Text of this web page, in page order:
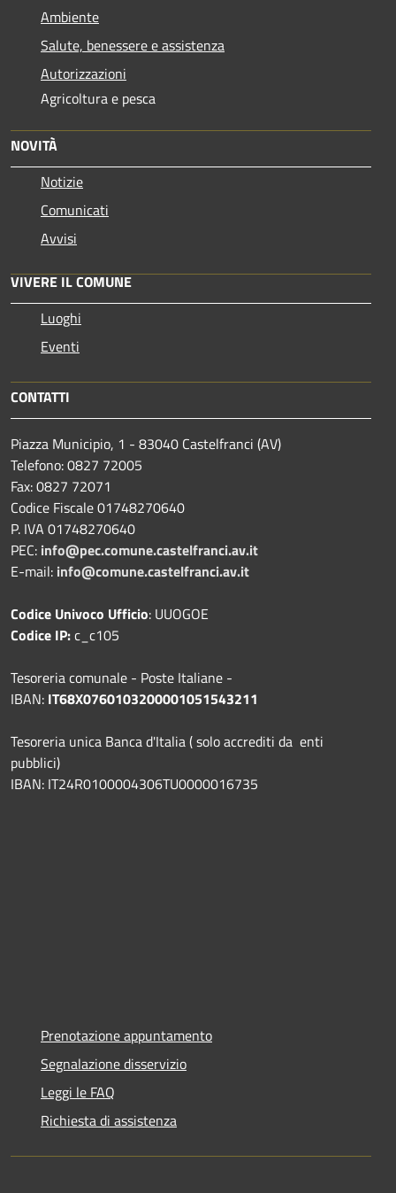
Ambiente
Salute, benessere e assistenza
Autorizzazioni
Agricoltura e pesca
NOVITÀ
Notizie
Comunicati
Avvisi
VIVERE IL COMUNE
Luoghi
Eventi
CONTATTI
Piazza Municipio, 1 - 83040 Castelfranci (AV)
Telefono: 0827 72005
Fax: 0827 72071
Codice Fiscale 01748270640
P. IVA 01748270640
PEC: info@pec.comune.castelfranci.av.it
E-mail: info@comune.castelfranci.av.it
Codice Univoco Ufficio: UUOGOE
Codice IP:c_c105
Tesoreria comunale - Poste Italiane -
IBAN: IT68X0760103200001051543211
Tesoreria unica Banca d'Italia ( solo accrediti da enti
pubblici)
IBAN: IT24R0100004306TU0000016735
Prenotazione appuntamento
Segnalazione disservizio
Leggi le FAQ
Richiesta di assistenza